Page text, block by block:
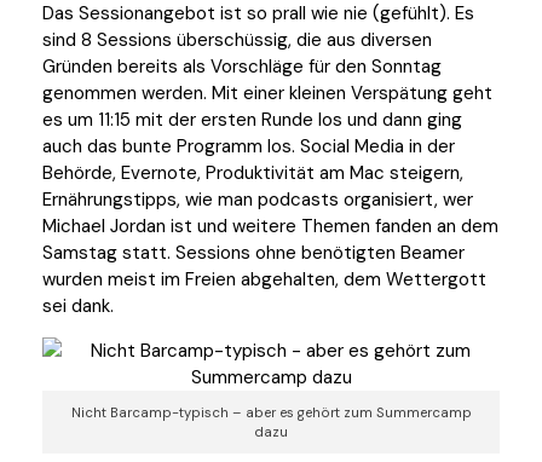
Das Sessionangebot ist so prall wie nie (gefühlt). Es
sind 8 Sessions überschüssig, die aus diversen
Gründen bereits als Vorschläge für den Sonntag
genommen werden. Mit einer kleinen Verspätung geht
es um 11:15 mit der ersten Runde los und dann ging
auch das bunte Programm los. Social Media in der
Behörde, Evernote, Produktivität am Mac steigern,
Ernährungstipps, wie man podcasts organisiert, wer
Michael Jordan ist und weitere Themen fanden an dem
Samstag statt. Sessions ohne benötigten Beamer
wurden meist im Freien abgehalten, dem Wettergott
sei dank.
Nicht Barcamp-typisch – aber es gehört zum Summercamp
dazu